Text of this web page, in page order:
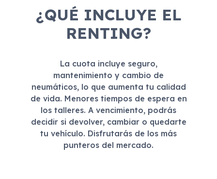
¿QUÉ INCLUYE EL
RENTING?
La cuota incluye seguro,
mantenimiento y cambio de
neumáticos, lo que aumenta tu calidad
de vida. Menores tiempos de espera en
los talleres. A vencimiento, podrás
decidir si devolver, cambiar o quedarte
tu vehículo. Disfrutarás de los más
punteros del mercado.